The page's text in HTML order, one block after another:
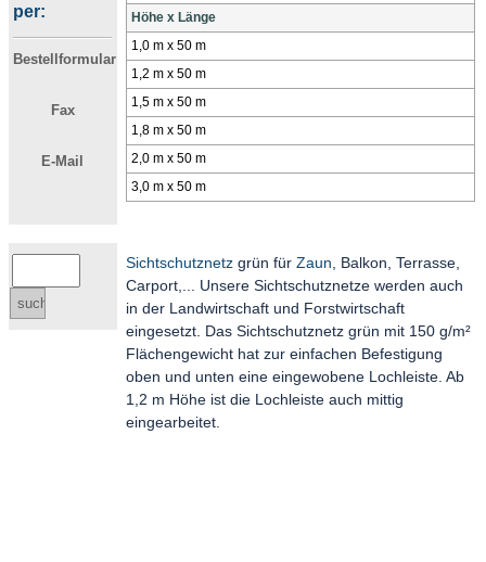
per:
Bestellformular
Fax
E-Mail
Höhe x Länge
1,0 m x 50 m
1,2 m x 50 m
1,5 m x 50 m
1,8 m x 50 m
2,0 m x 50 m
3,0 m x 50 m
Sichtschutznetz grün fürZaun , Balkon, Terrasse,
Carport,... Unsere Sichtschutznetze werden auch
in der Landwirtschaft und Forstwirtschaft
eingesetzt. Das Sichtschutznetz grün mit 150 g/m²
Flächengewicht hat zur einfachen Befestigung
oben und unten eine eingewobene Lochleiste. Ab
1,2 m Höhe ist die Lochleiste auch mittig
eingearbeitet.